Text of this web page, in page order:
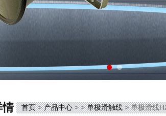
情 首页>产品中心> >单极滑触线> 单极滑线